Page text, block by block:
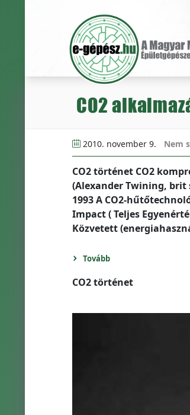
CO2
2010. november 9. Nem
CO2 történet CO2
(Alexander Twining, brit
1993 A CO2-
Impact ( Teljes
Közvetett
Tovább
CO2 történet